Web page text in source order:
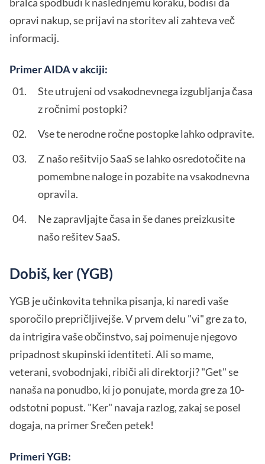
opravi nakup, se prijavi na storitev ali zahteva več
informacij.
Primer AIDA v akciji:
Ste utrujeni od vsakodnevnega izgubljanja časa
z ročnimi postopki?
Vse te nerodne ročne postopke lahko odpravite.
Z našo rešitvijo SaaS se lahko osredotočite na
pomembne naloge in pozabite na vsakodnevna
opravila.
Ne zapravljajte časa in še danes preizkusite
našo rešitev SaaS.
Dobiš, ker (YGB)
YGB je učinkovita tehnika pisanja, ki naredi vaše
sporočilo prepričljivejše. V prvem delu "vi" gre za to,
da intrigira vaše občinstvo, saj poimenuje njegovo
pripadnost skupinski identiteti. Ali so mame,
veterani, svobodnjaki, ribiči ali direktorji? "Get" se
nanaša na ponudbo, ki jo ponujate, morda gre za 10-
odstotni popust. "Ker" navaja razlog, zakaj se posel
dogaja, na primer Srečen petek!
Primeri YGB: